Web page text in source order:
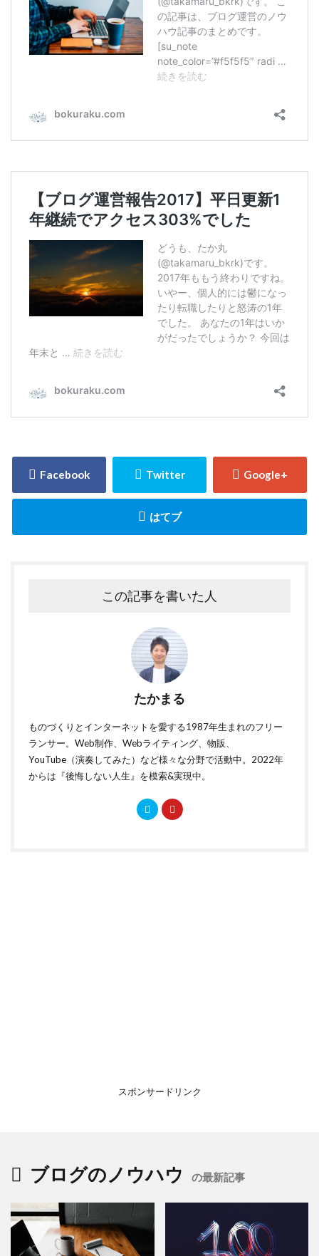
この記事を書いた人
たかまる
ものづくりとインターネットを愛する1987年生まれのフリー
ランサー。Web制作、Webライティング、物販、
YouTube（演奏してみた）など様々な分野で活動中。2022年
からは『後悔しない人生』を模索&実現中。
スポンサードリンク
ブログのノウハウ の最新記事